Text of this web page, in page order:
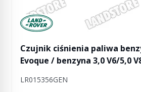
Manufactured by Land rover
Czujnik ciśnienia paliwa
Evoque / benzyna 3,0 V6/5,0
LR015356GEN